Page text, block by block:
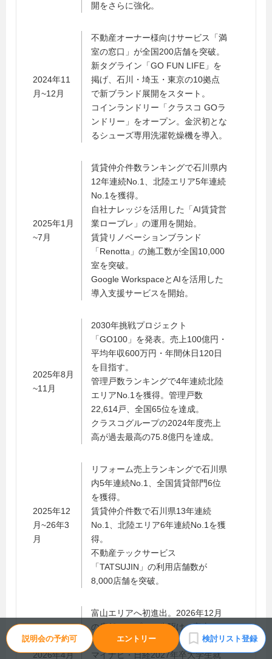
説明会の予約可 エントリー 検討リスト登録
開をさらに強化。
2024年11
月~12月
不動産オーナー様向けサービス「満
室の窓口」が全国200店舗を突破。
新タグライン「GO FUN LIFE」を
掲げ、石川・埼玉・東京の10拠点
で新ブランド展開をスタート。
コインランドリー「クラスコ GOラ
ンドリー」をオープン。金沢初とな
るシューズ専用洗濯乾燥機を導入。
2025年1月
~7月
賃貸仲介件数ランキングで石川県内
12年連続No.1、北陸エリア5年連続
No.1を獲得。
自社ナレッジを活用した「AI賃貸営
業ロープレ」の運用を開始。
賃貸リノベーションブランド
「Renotta」の施工数が全国10,000
室を突破。
Google WorkspaceとAIを活用した
導入支援サービスを開始。
2025年8月
~11月
2030年挑戦プロジェクト
「GO100」を発表。売上100億円・
平均年収600万円・年間休日120日
を目指す。
管理戸数ランキングで4年連続北陸
エリアNo.1を獲得。管理戸数
22,614戸、全国65位を達成。
クラスコグループの2024年度売上
高が過去最高の75.8億円を達成。
2025年12
月~26年3
月
リフォーム売上ランキングで石川県
内5年連続No.1、全国賃貸部門6位
を獲得。
賃貸仲介件数で石川県13年連続
No.1、北陸エリア6年連続No.1を獲
得。
不動産テックサービス
「TATSUJIN」の利用店舗数が
8,000店舗を突破。
2026年4月
富山エリアへ初進出。2026年12月
の店舗オープンに先駆け、富山オフ
ィスを開設。
マイナビ・日経2027年卒大学生就